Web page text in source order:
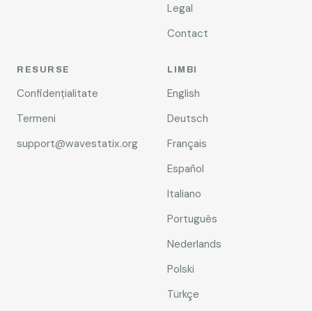
Legal
Contact
RESURSE
Confidențialitate
Termeni
support@wavestatix.org
LIMBI
English
Deutsch
Français
Español
Italiano
Português
Nederlands
Polski
Türkçe